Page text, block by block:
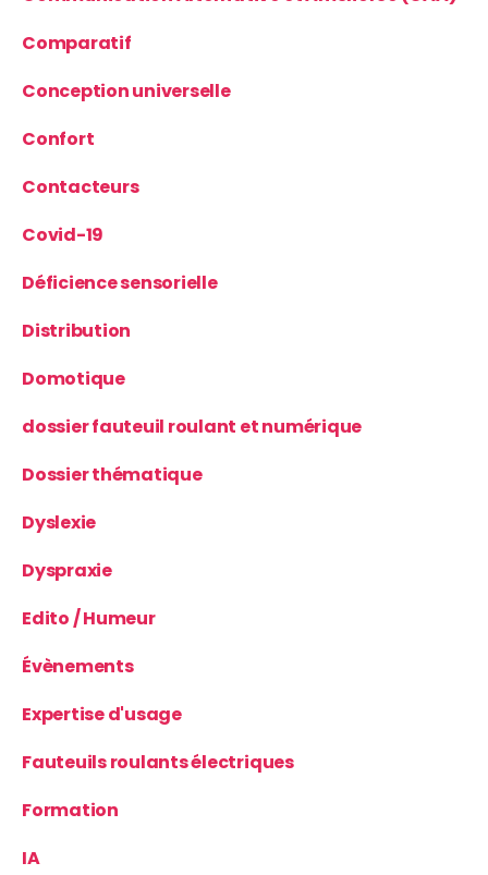
Comparatif
Conception universelle
Confort
Contacteurs
Covid-19
Déficience sensorielle
Distribution
Domotique
dossier fauteuil roulant et numérique
Dossier thématique
Dyslexie
Dyspraxie
Edito / Humeur
Évènements
Expertise d'usage
Fauteuils roulants électriques
Formation
IA